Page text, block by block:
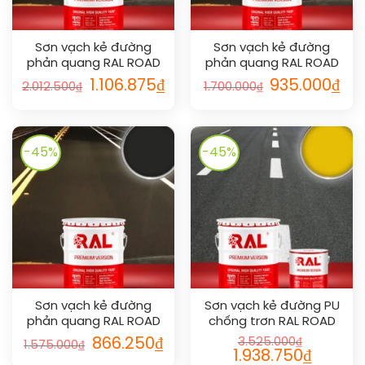
Sơn vạch kẻ đường
phản quang RAL ROAD
LINE REFLECTIVE 6024
2.012.500₫
Giá
gốc
1.106.875₫Giá
hiện
1.106.875₫.
Sơn vạch kẻ đường
phản quang RAL ROAD
LINE REFLECTIVE 9016
1.700.000₫
Giá
gốc
935.000₫Giá
hiện
-45%
Sơn vạch kẻ đường
phản quang RAL ROAD
LINE REFLECTIVE 9017
1.575.000₫
Giá
gốc
866.250₫Giá
hiện
-45%
Sơn vạch kẻ đường PU
chống trơn RAL ROAD
LINE SHIELD ANTI-SLIP
1023
3.525.000₫
Giá
1.938.750₫Giá